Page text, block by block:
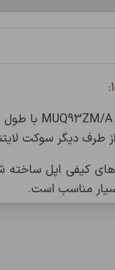
کیفی اپل
مناسب است.